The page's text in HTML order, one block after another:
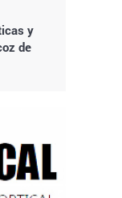
y
de